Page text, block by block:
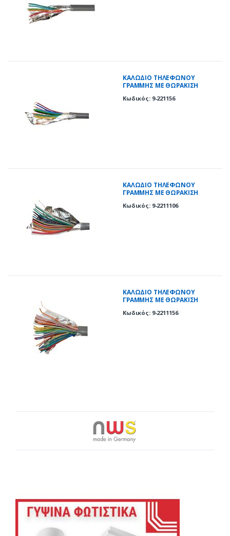
ΚΑΛΩΔΙΟ ΤΗΛΕΦΩΝΟΥ
ΓΡΑΜΜΗΣ ΜΕ ΘΩΡΑΚΙΣΗ
Κωδικός: 9-221156
ΚΑΛΩΔΙΟ ΤΗΛΕΦΩΝΟΥ
ΓΡΑΜΜΗΣ ΜΕ ΘΩΡΑΚΙΣΗ
Κωδικός: 9-2211106
ΚΑΛΩΔΙΟ ΤΗΛΕΦΩΝΟΥ
ΓΡΑΜΜΗΣ ΜΕ ΘΩΡΑΚΙΣΗ
Κωδικός: 9-2211156